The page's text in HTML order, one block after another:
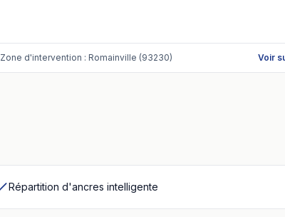
Zone d'intervention : Romainville (93230) Voir
Répartition d'ancres intelligente